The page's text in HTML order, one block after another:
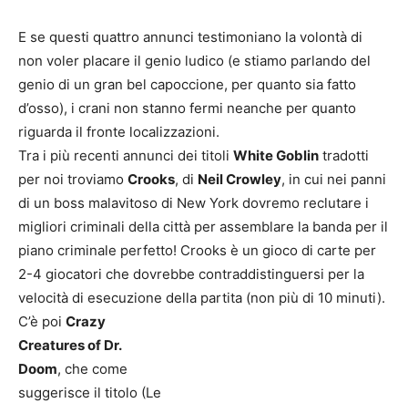
E se questi quattro annunci testimoniano la volontà di
non voler placare il genio ludico (e stiamo parlando del
genio di un gran bel capoccione, per quanto sia fatto
d’osso), i crani non stanno fermi neanche per quanto
riguarda il fronte localizzazioni.
Tra i più recenti annunci dei titoli White Goblin tradotti
per noi troviamo Crooks, di Neil Crowley, in cui nei panni
di un boss malavitoso di New York dovremo reclutare i
migliori criminali della città per assemblare la banda per il
piano criminale perfetto! Crooks è un gioco di carte per
2-4 giocatori che dovrebbe contraddistinguersi per la
velocità di esecuzione della partita (non più di 10 minuti).
C’è poi Crazy
Creatures of Dr.
Doom, che come
suggerisce il titolo (Le